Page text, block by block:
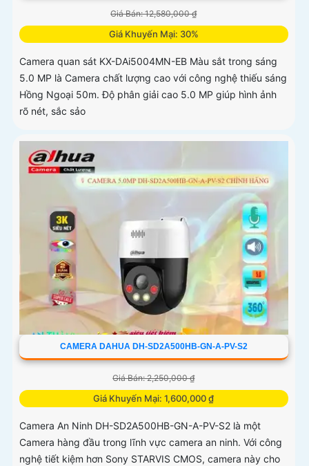
Giá Bán: 12,580,000 ₫
Giá Khuyến Mại: 30%
Camera quan sát KX-DAi5004MN-EB Màu sắt trong sáng
5.0 MP là Camera chất lượng cao với công nghệ thiếu sáng
Hồng Ngoại 50m. Độ phân giải cao 5.0 MP giúp hình ảnh
rõ nét, sắc sảo
CAMERA DAHUA DH-SD2A500HB-GN-A-PV-S2
Giá Bán: 2,250,000 ₫
Giá Khuyến Mại: 1,600,000 ₫
Camera An Ninh DH-SD2A500HB-GN-A-PV-S2 là một
Camera hàng đầu trong lĩnh vực camera an ninh. Với công
nghệ tiết kiệm hơn Sony STARVIS CMOS, camera này cho